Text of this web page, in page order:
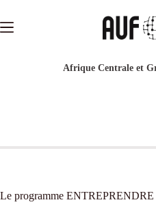
contenu
Afrique Centrale et
Le programme ENTREPRENDRE